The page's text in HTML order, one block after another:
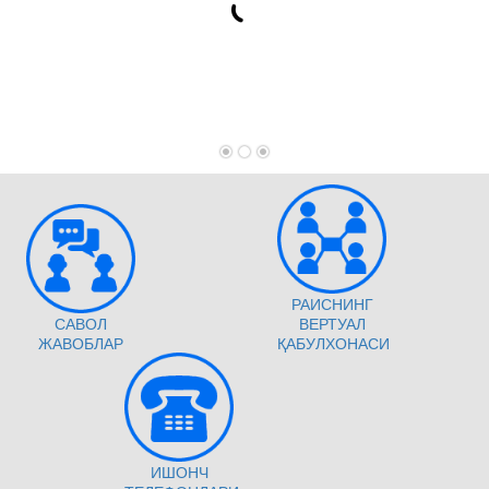
САВОЛ
ЖАВОБЛАР
РАИСНИНГ
ВЕРТУАЛ
ҚАБУЛХОНАСИ
ИШОНЧ